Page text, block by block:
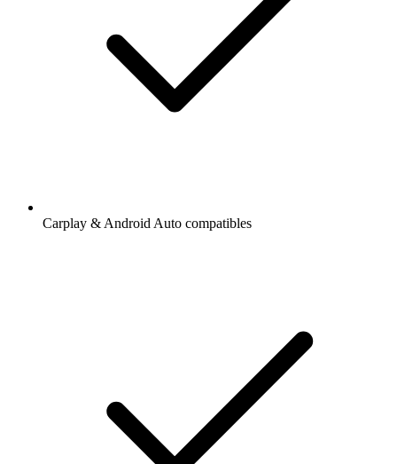
Carplay & Android Auto compatibles